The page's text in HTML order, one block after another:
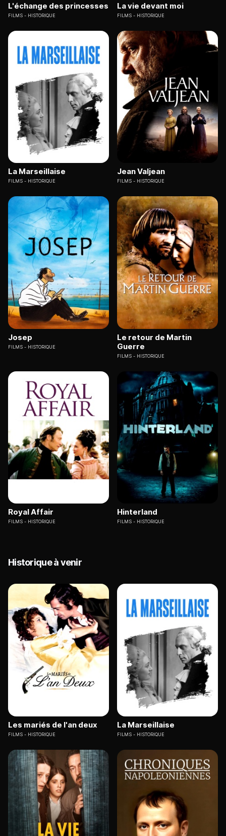
L'échange des princesses
FILMS HISTORIQUE
La vie devant moi
FILMS HISTORIQUE
La Marseillaise
FILMS HISTORIQUE
Jean Valjean
FILMS HISTORIQUE
Josep
FILMS HISTORIQUE
Le retour de Martin
Guerre
FILMS HISTORIQUE
Royal Affair
FILMS HISTORIQUE
Hinterland
FILMS HISTORIQUE
Historique à venir
Les mariés de l'an deux
FILMS HISTORIQUE
La Marseillaise
FILMS HISTORIQUE